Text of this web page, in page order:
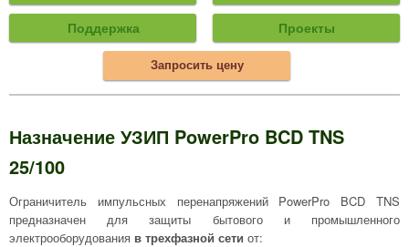
Поддержка Проекты
Запросить цену
Назначение УЗИП PowerPro BCD TNS
25/100
Ограничитель импульсных перенапряжений PowerPro BCD TNS
предназначен для защиты бытового и промышленного
электрооборудования в трехфазной сети от: